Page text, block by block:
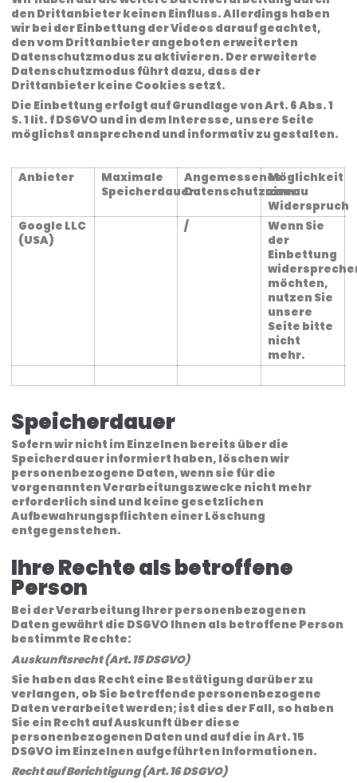
den Drittanbieter keinen Einfluss. Allerdings haben
wir bei der Einbettung der Videos darauf geachtet,
den vom Drittanbieter angeboten erweiterten
Datenschutzmodus zu aktivieren. Der erweiterte
Datenschutzmodus führt dazu, dass der
Drittanbieter keine Cookies setzt.
Die Einbettung erfolgt auf Grundlage von Art. 6 Abs. 1
S. 1 lit. f DSGVO und in dem Interesse, unsere Seite
möglichst ansprechend und informativ zu gestalten.
Anbieter
Maximale
Speicherdauer
Angemessenes
Datenschutzniveau
Möglichkeit
zum
Widerspruch
Google LLC
(USA)
/
Wenn Sie
der
Einbettung
möchten,
nutzen Sie
unsere
Seite bitte
nicht
mehr.
Speicherdauer
Sofern wir nicht im Einzelnen bereits über die
Speicherdauer informiert haben, löschen wir
personenbezogene Daten, wenn sie für die
vorgenannten Verarbeitungszwecke nicht mehr
erforderlich sind und keine gesetzlichen
Aufbewahrungspflichten einer Löschung
entgegenstehen.
Ihre Rechte als betroffene
Person
Bei der Verarbeitung Ihrer personenbezogenen
Daten gewährt die DSGVO Ihnen als betroffene Person
bestimmte Rechte:
Auskunftsrecht (Art. 15 DSGVO)
Sie haben das Recht eine Bestätigung darüber zu
verlangen, ob Sie betreffende personenbezogene
Daten verarbeitet werden; ist dies der Fall, so haben
Sie ein Recht auf Auskunft über diese
personenbezogenen Daten und auf die in Art. 15
DSGVO im Einzelnen aufgeführten Informationen.
Recht auf Berichtigung (Art. 16 DSGVO)